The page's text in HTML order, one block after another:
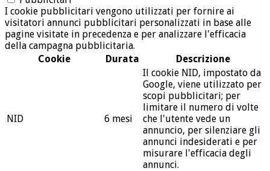
I cookie pubblicitari vengono utilizzati per fornire ai
visitatori annunci pubblicitari personalizzati in base alle
pagine visitate in precedenza e per analizzare l'efficacia
della campagna pubblicitaria.
Cookie
Durata Descrizione
NID 6 mesi
Il cookie NID, impostato da
Google, viene utilizzato per
scopi pubblicitari; per
limitare il numero di volte
che l'utente vede un
annuncio, per silenziare gli
annunci indesiderati e per
misurare l'efficacia degli
annunci.